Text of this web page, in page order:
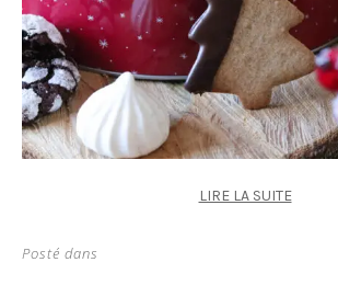
LIRE LA SUITE
Posté dans